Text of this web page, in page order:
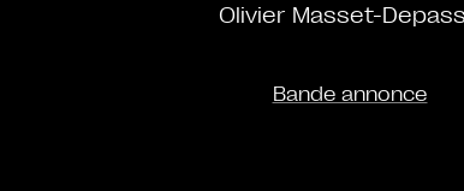
Olivier Masset-
Bande annonce